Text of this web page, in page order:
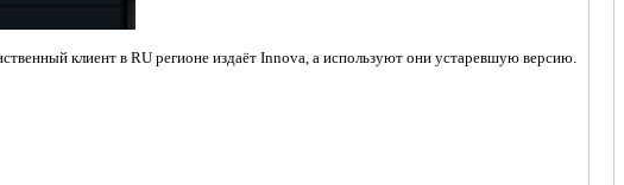
клиент в RU регионе издаёт Innova, а используют они устаревшую версию.